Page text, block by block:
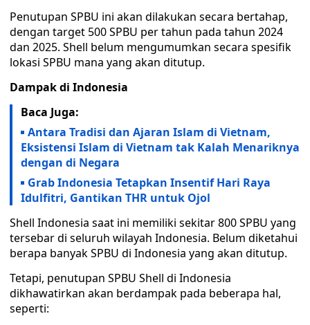
Penutupan SPBU ini akan dilakukan secara bertahap,
dengan target 500 SPBU per tahun pada tahun 2024
dan 2025. Shell belum mengumumkan secara spesifik
lokasi SPBU mana yang akan ditutup.
Dampak di Indonesia
Baca Juga:
Antara Tradisi dan Ajaran Islam di Vietnam,
Eksistensi Islam di Vietnam tak Kalah Menariknya
dengan di Negara
Grab Indonesia Tetapkan Insentif Hari Raya
Idulfitri, Gantikan THR untuk Ojol
Shell Indonesia saat ini memiliki sekitar 800 SPBU yang
tersebar di seluruh wilayah Indonesia. Belum diketahui
berapa banyak SPBU di Indonesia yang akan ditutup.
Tetapi, penutupan SPBU Shell di Indonesia
dikhawatirkan akan berdampak pada beberapa hal,
seperti: